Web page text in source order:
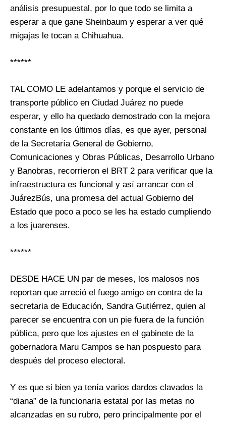
análisis presupuestal, por lo que todo se limita a
esperar a que gane Sheinbaum y esperar a ver qué
migajas le tocan a Chihuahua.
******
TAL COMO LE adelantamos y porque el servicio de
transporte público en Ciudad Juárez no puede
esperar, y ello ha quedado demostrado con la mejora
constante en los últimos días, es que ayer, personal
de la Secretaría General de Gobierno,
Comunicaciones y Obras Públicas, Desarrollo Urbano
y Banobras, recorrieron el BRT 2 para verificar que la
infraestructura es funcional y así arrancar con el
JuárezBús, una promesa del actual Gobierno del
Estado que poco a poco se les ha estado cumpliendo
a los juarenses.
******
DESDE HACE UN par de meses, los malosos nos
reportan que arreció el fuego amigo en contra de la
secretaria de Educación, Sandra Gutiérrez, quien al
parecer se encuentra con un pie fuera de la función
pública, pero que los ajustes en el gabinete de la
gobernadora Maru Campos se han pospuesto para
después del proceso electoral.
Y es que si bien ya tenía varios dardos clavados la
“diana” de la funcionaria estatal por las metas no
alcanzadas en su rubro, pero principalmente por el